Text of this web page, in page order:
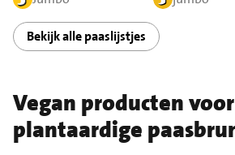
Bekijk alle paaslijstjes
Vegan producten
plantaardige